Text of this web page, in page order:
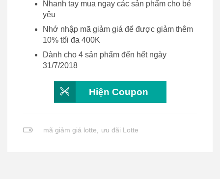
Nhanh tay mua ngay các sản phẩm cho bé
yêu
Nhớ nhập mã giảm giá để được giảm thêm
10% tối đa 400K
Dành cho 4 sản phẩm đến hết ngày
31/7/2018
Hiện Coupon
mã giảm giá lotte, ưu đãi Lotte